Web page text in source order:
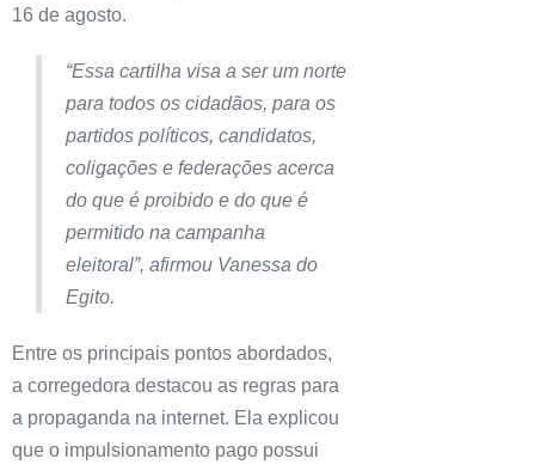
16 de agosto.
“Essa cartilha visa a ser um norte
para todos os cidadãos, para os
partidos políticos, candidatos,
coligações e federações acerca
do que é proibido e do que é
permitido na campanha
eleitoral”, afirmou Vanessa do
Egito.
Entre os principais pontos abordados,
a corregedora destacou as regras para
a propaganda na internet. Ela explicou
que o impulsionamento pago possui